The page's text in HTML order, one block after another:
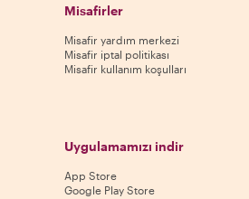
Misafirler
Misafir yardım merkezi
Misafir iptal politikası
Misafir kullanım koşulları
Uygulamamızı indir
App Store
Google Play Store